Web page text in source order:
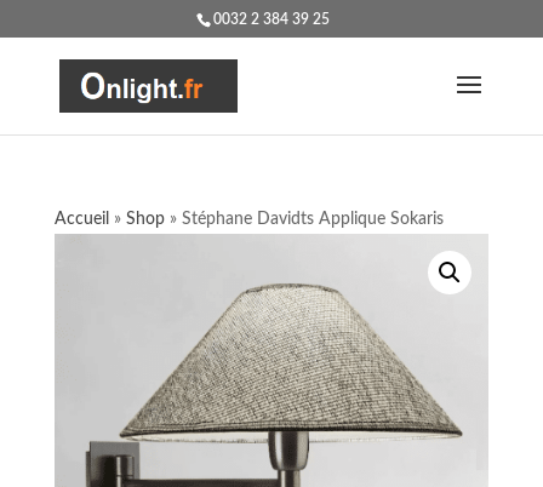
0032 2 384 39 25
Accueil » Shop» Stéphane Davidts Applique Sokaris